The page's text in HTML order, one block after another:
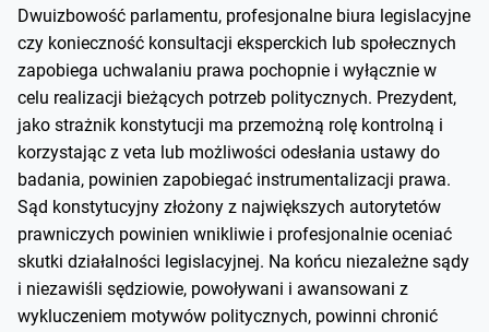
Dwuizbowość parlamentu, profesjonalne biura legislacyjne
czy konieczność konsultacji eksperckich lub społecznych
zapobiega uchwalaniu prawa pochopnie i wyłącznie w
celu realizacji bieżących potrzeb politycznych. Prezydent,
jako strażnik konstytucji ma przemożną rolę kontrolną i
korzystając z veta lub możliwości odesłania ustawy do
badania, powinien zapobiegać instrumentalizacji prawa.
Sąd konstytucyjny złożony z największych autorytetów
prawniczych powinien wnikliwie i profesjonalnie oceniać
skutki działalności legislacyjnej. Na końcu niezależne sądy
i niezawiśli sędziowie, powoływani i awansowani z
wykluczeniem motywów politycznych, powinni chronić